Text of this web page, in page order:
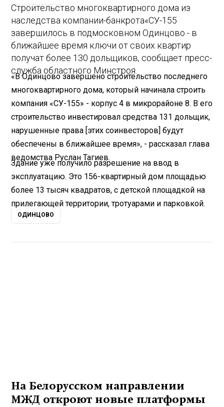
Строительство многоквартирного дома из
наследства компании-банкрота«СУ-155
завершилось в подмосковном Одинцово - в
ближайшее время ключи от своих квартир
получат более 130 дольщиков, сообщает пресс-
служба областного Минстроя.
«В Одинцово завершено строительство последнего
многоквартирного дома, который начинала строить
компания «СУ-155» - корпус 4 в микрорайоне 8. В его
строительство инвестировал средства 131 дольщик,
нарушенные права [этих соинвесторов] будут
обеспечены в ближайшее время», - рассказал глава
ведомства Руслан Тагиев.
Здание уже получило разрешение на ввод в
эксплуатацию. Это 156-квартирный дом площадью
более 13 тысяч квадратов, с детской площадкой на
прилегающей территории, тротуарами и парковкой.
ОДИНЦОВО
На Белорусском направлении
МЖД откроют новые платформы